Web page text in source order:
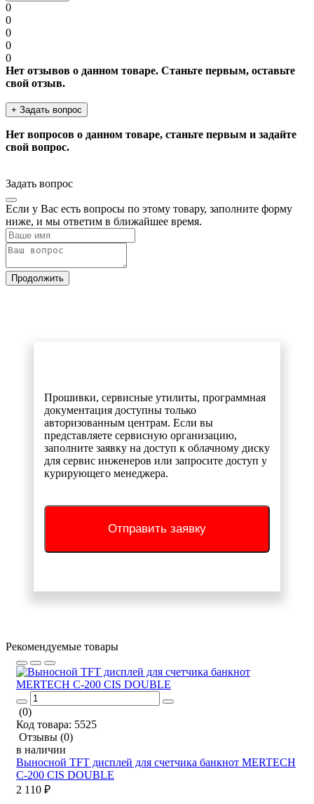
0
0
0
0
0
Нет отзывов о данном товаре. Станьте первым, оставьте
свой отзыв.
+ Задать вопрос
Нет вопросов о данном товаре, станьте первым и задайте
свой вопрос.
Задать вопрос
Если у Вас есть вопросы по этому товару, заполните форму
ниже, и мы ответим в ближайшее время.
Продолжить
Прошивки, сервисные утилиты, программная
документация доступны только
авторизованным центрам. Если вы
представляете сервисную организацию,
заполните заявку на доступ к облачному диску
для сервис инженеров или запросите доступ у
курирующего менеджера.
Отправить заявку
Рекомендуемые товары
(0)
Код товара: 5525
Отзывы (0)
в наличии
Выносной TFT дисплей для счетчика банкнот MERTECH
C-200 CIS DOUBLE
2 110 ₽